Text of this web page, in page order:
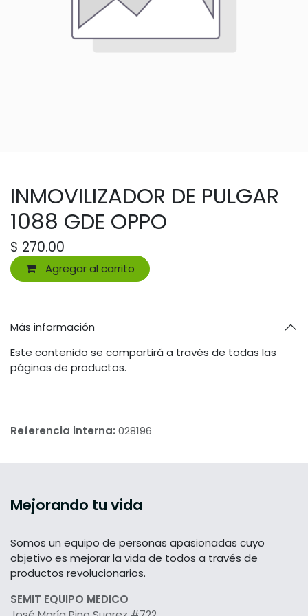
INMOVILIZADOR DE PULGAR
1088 GDE OPPO
$ 270.00
Agregar al carrito
Más información
Este contenido se compartirá a través de todas las
páginas de productos.
Referencia interna: 028196
Mejorando tu vida
Somos un equipo de personas apasionadas cuyo
objetivo es mejorar la vida de todos a través de
productos revolucionarios.
SEMIT EQUIPO MEDICO